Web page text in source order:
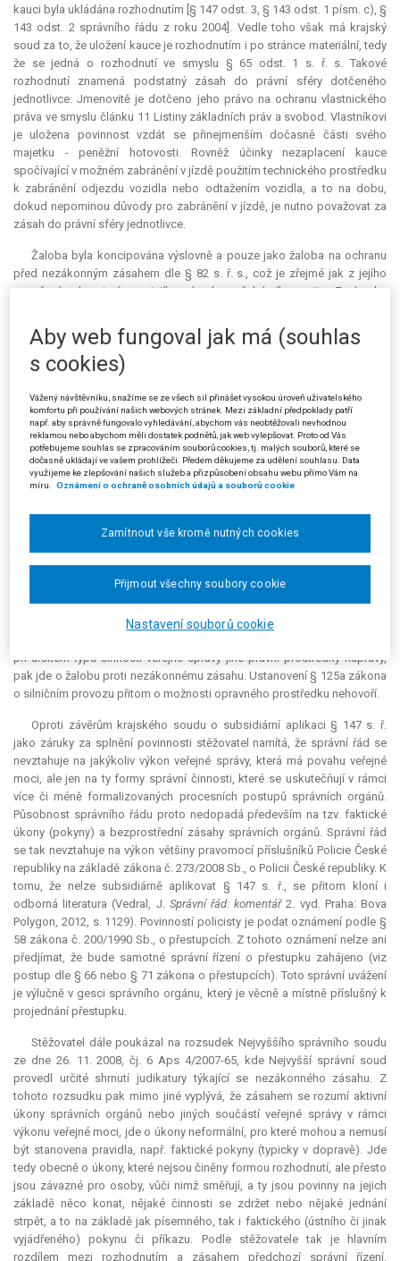
kauci byla ukládána rozhodnutím [§ 147 odst. 3, § 143 odst. 1 písm. c), §
143 odst. 2 správního řádu z roku 2004]. Vedle toho však má krajský
soud za to, že uložení kauceje rozhodnutím i po stránce materiální, tedy
že se jedná o rozhodnutí ve smyslu § 65 odst. 1 s. ř. s. Takové
rozhodnutí znamená podstatný zásah do právní sféry dotčeného
jednotlivce. Jmenovitě je dotčeno jeho právo na ochranu vlastnického
práva ve smyslu článku 11 Listiny základních práv a svobod. Vlastníkovi
je uložena povinnost vzdát se přinejmenším dočasně části svého
majetku - peněžní hotovosti. Rovněž účinky nezaplacení
kauce
spočívající v možném zabránění v jízdě použitím technického prostředku
k zabránění odjezdu vozidla nebo odtažením vozidla, a to na dobu,
dokud nepominou důvody pro zabránění v jízdě, je nutno považovat za
zásah do právní sféry jednotlivce.
Žaloba byla koncipována výslovně a pouze jako žaloba na ochranu
před nezákonným zásahem dle § 82 s. ř. s., což je zřejmé jak z jejího
označení, tak zejména z jejího obsahu a žalobního petitu. Z obsahu
považoval předmětný úkon správního orgánu za správní rozhodnutí ve
smyslu § 65 s. ř. s. S ohledem na rozsudek Nejvyššího správního soudu
ze dne 20. 7. 2011, čj. 1 Aps 1/2011-101, krajský soud dovodil, že pokud
se v daném případě nelze domáhat soudní ochrany žalobou před
nezákonným zásahem podle § 82 s. ř. s., ale je namístě žaloba na
ochranu proti nečinnosti podle § 79 s. ř. s., je třeba zásahovou žalobu
odmítnout podle § 46 odst. 1 písm. d) ve spojení s § 85 s. ř. s. Z
uvedených důvodu krajský soud žalobu odmítl rozhodnutím ze dne 18.
12. 2014, čj. 30 A 66/2013-48.
rozhodnutí na základě nesprávného právního posouzení věci.
V prvé řadě stěžovatel poukazuje na to, že výběrkauceje
nezákonným zásahem, a je tak proti němu přípustná žaloba podle § 82
s. ř. s. Pokud krajský soud vycházel z citovaného rozsudku Nejvyššího
správního soudu čj. 1 Aps 1/2011-101, pak jej aplikoval chybně, když z
při určitém typu činnosti veřejné správy jiné právní prostředky nápravy,
pak jde o žalobu proti nezákonnému zásahu. Ustanovení § 125a zákona
o silničním provozu přitom o možnosti opravného prostředku nehovoří.
Oproti závěrům krajského soudu o subsidiární aplikaci § 147 s. ř.
jako záruky za splnění povinnosti stěžovatel namítá, že správní řád se
nevztahuje na jakýkoliv výkon veřejné správy, která má povahu veřejné
moci, ale jen na ty formy správní činnosti, které se uskutečňují v rámci
více či méně formalizovaných procesních postupů správních orgánů.
Působnost správního řádu proto nedopadá především na tzv. faktické
úkony (pokyny) a bezprostřední zásahy správních orgánů. Správní řád
se tak nevztahuje na výkon většiny pravomocí příslušníků Policie České
republiky na základě zákona č. 273/2008 Sb., o Policii České republiky. K
tomu, že nelze subsidiárně aplikovat § 147 s. ř., se přitom kloní i
odborná literatura (Vedral, J. Správní řád: komentář2. vyd. Praha: Bova
Polygon, 2012, s. 1129). Povinností policisty je podat oznámení podle §
58 zákona č. 200/1990 Sb., o přestupcích. Z tohoto oznámení nelze ani
předjímat, že bude samotné správní řízení o přestupku zahájeno (viz
postup dle § 66 nebo § 71 zákona o přestupcích). Toto správní uvážení
je výlučně v gesci správního orgánu, který je věcně a místně příslušný k
projednání přestupku.
Stěžovatel dále poukázal na rozsudek Nejvyššího správního soudu
ze dne 26. 11. 2008, čj. 6 Aps 4/2007-65, kde Nejvyšší správní soud
provedl určité shrnutí judikatury týkající se nezákonného zásahu. Z
tohoto rozsudku pak mimo jiné vyplývá, že zásahem se rozumí aktivní
úkony správních orgánů nebo jiných součástí veřejné správy v rámci
výkonu veřejné moci, jde o úkony neformální, pro které mohou a nemusí
být stanovena pravidla, např. faktické pokyny (typicky v dopravě). Jde
tedy obecně o úkony, které nejsou činěny formou rozhodnutí, ale přesto
jsou závazné pro osoby, vůči nimž směřují, a ty jsou povinny na jejich
základě něco konat, nějaké činnosti se zdržet nebo nějaké jednání
strpět, a to na základě jak písemného, tak i faktického (ústního či jinak
vyjádřeného) pokynu či příkazu. Podle stěžovatele tak je hlavním
rozdílem mezi rozhodnutím a zásahem předchozí správní řízení.
Aby web fungoval jak má (souhlas
s cookies)
Vážený návštěvníku, snažíme se ze všech sil přinášet vysokou úroveň uživatelského
komfortu při používání našich webových stránek. Mezi základní předpoklady patří
např. aby správně fungovalo vyhledávání, abychom vás neobtěžovali nevhodnou
reklamou nebo abychom měli dostatek podnětů, jak web vylepšovat. Proto od Vás
potřebujeme souhlas se zpracováním souborů cookies, tj. malých souborů, které se
dočasně ukládají ve vašem prohlížeči. Předem děkujeme za udělení souhlasu. Data
využijeme ke zlepšování našich služeb a přizpůsobení obsahu webu přímo Vám na
míru.
Oznámení o ochraně osobních údajů a souborů cookie
Nastavení souborů cookie
Zamítnout vše kromě nutných cookies
Přijmout všechny soubory cookie